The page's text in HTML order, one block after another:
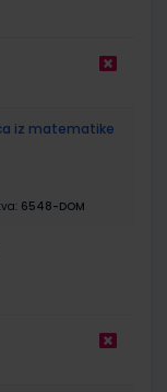
iz matematike
6548-DOM